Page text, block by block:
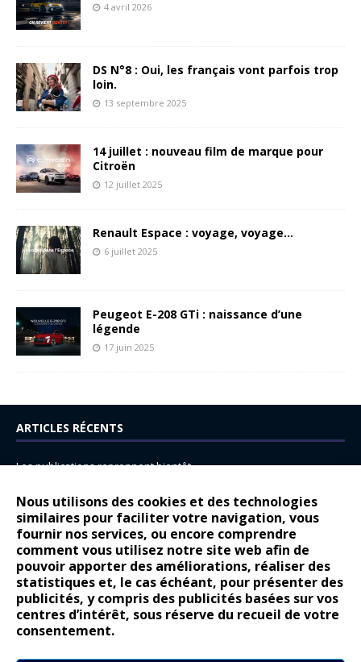
Nous utilisons des cookies et des technologies
similaires pour faciliter votre navigation, vous
fournir nos services, ou encore comprendre
comment vous utilisez notre site web afin de
pouvoir apporter des améliorations, réaliser des
statistiques et, le cas échéant, pour présenter des
publicités, y compris des publicités basées sur vos
centres d’intérêt, sous réserve du recueil de votre
consentement.
4 avril 2026
DS N°8 : Oui, les français vont parfois trop
loin.
13 septembre 2025
14 juillet : nouveau film de marque pour
Citroën
12 juillet 2025
Renault Espace : voyage, voyage…
6 juillet 2025
Peugeot E-208 GTi : naissance d’une
légende
17 juin 2025
ARTICLES RÉCENTS
Les publications reprennent bientôt…
14 juillet : nouveau film de marque pour Citroën
Renault Espace : voyage, voyage…
Peugeot E-208 GTi : naissance d’une légende
COMMENTAIRES RÉCENTS
Bernard Dardartdans